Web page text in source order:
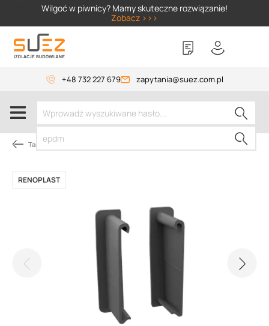
Wilgoć w piwnicy? Mamy skuteczne rozwiązanie!
Zobacz >>>
+48 732 227 679 zapytania@suez.com.pl
Tarasy i balkony
RENOPLAST